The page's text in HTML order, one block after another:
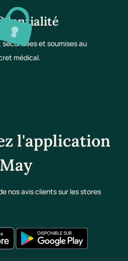
sécurisées et soumises au
médical.
l'application
May
nos avis clients sur les stores